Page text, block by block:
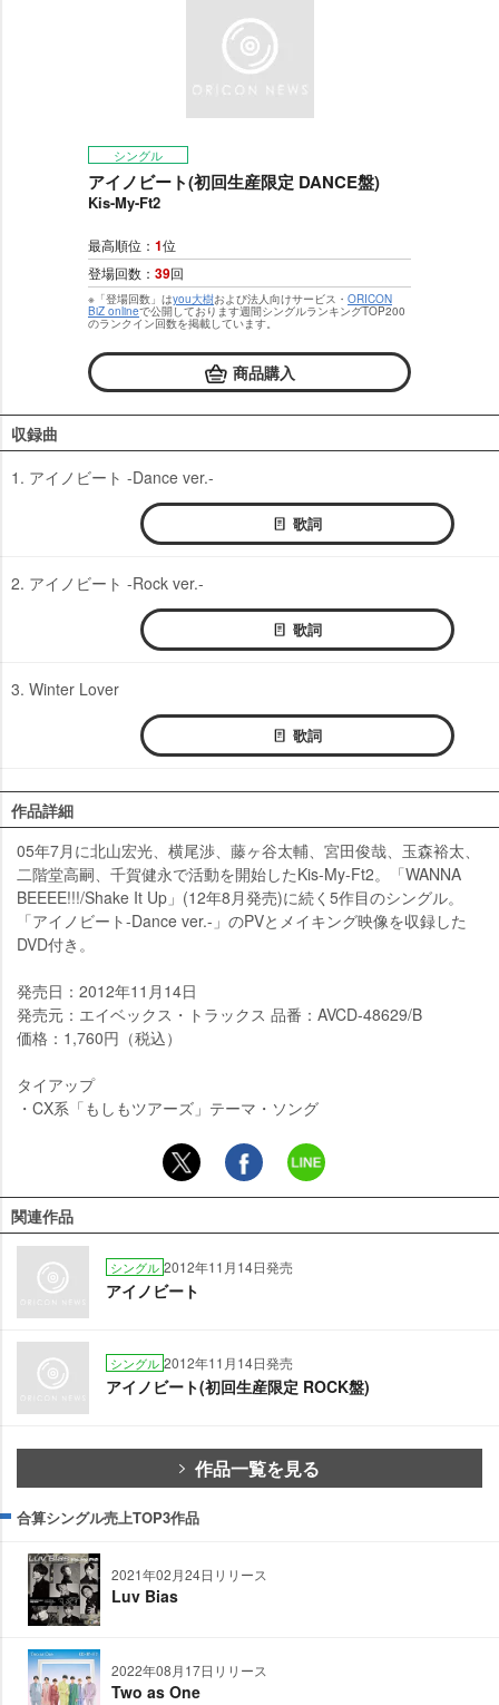
シングル
アイノビート(初回生産限定 DANCE盤)
Kis-My-Ft2
最高順位： 1位
登場回数： 39回
※「登場回数」はyou大樹および法人向けサービス・ ORICON
BiZ onlineで公開しております週間シングルランキングTOP200
のランクイン回数を掲載しています。
商品購入
収録曲
1. アイノビート -Dance ver.-
歌詞
2. アイノビート -Rock ver.-
歌詞
3. Winter Lover
歌詞
作品詳細
05年7月に北山宏光、横尾渉、藤ヶ谷太輔、宮田俊哉、玉森裕太、
二階堂高嗣、千賀健永で活動を開始したKis-My-Ft2。「WANNA
BEEEE!!!/Shake It Up」(12年8月発売)に続く5作目のシングル。
「アイノビート-Dance ver.-」のPVとメイキング映像を収録した
DVD付き。
発売日：2012年11月14日
発売元：エイベックス・トラックス 品番：AVCD-48629/B
価格：1,760円（税込）
タイアップ
・CX系「もしもツアーズ」テーマ・ソング
関連作品
シングル 2012年11月14日発売
アイノビート
シングル 2012年11月14日発売
アイノビート(初回生産限定 ROCK盤)
作品一覧を見る
合算シングル売上TOP3作品
2021年02月24日リリース
Luv Bias
2022年08月17日リリース
Two as One